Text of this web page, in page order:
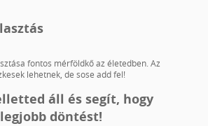
fontos mérföldkő az életedben. Az
lehetnek, de sose add fel!
áll és segít, hogy
döntést!